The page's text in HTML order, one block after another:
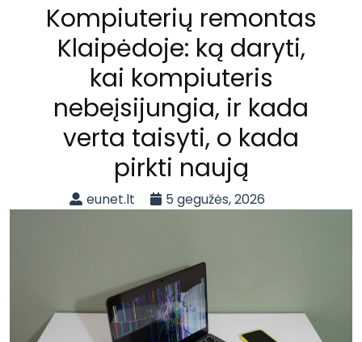
Kompiuterių remontas
Klaipėdoje: ką daryti,
kai kompiuteris
nebeįsijungia, ir kada
verta taisyti, o kada
pirkti naują
eunet.lt 5 gegužės, 2026